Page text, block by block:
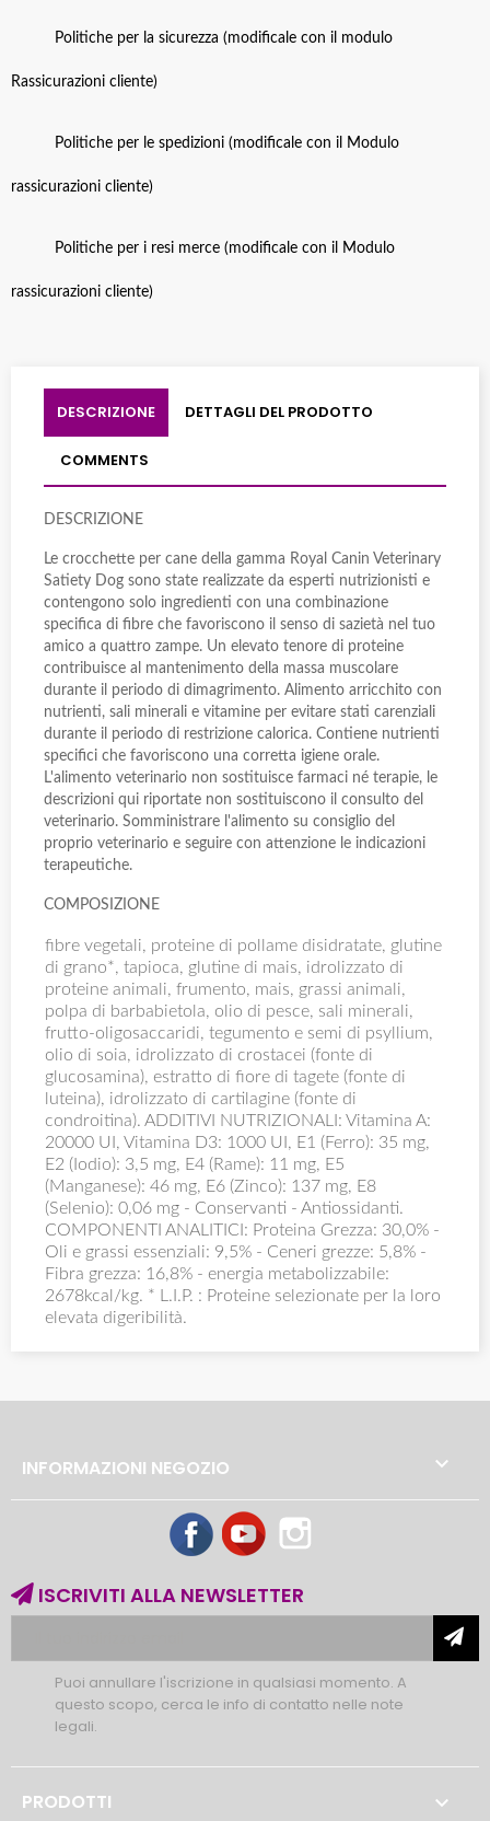
Politiche per la sicurezza (modificale con il modulo
Rassicurazioni cliente)
Politiche per le spedizioni (modificale con il Modulo
rassicurazioni cliente)
Politiche per i resi merce (modificale con il Modulo
rassicurazioni cliente)
DESCRIZIONE DETTAGLI DEL PRODOTTO
COMMENTS
DESCRIZIONE
Le crocchette per cane della gamma Royal Canin Veterinary
Satiety Dog sono state realizzate da esperti nutrizionisti e
contengono solo ingredienti con una combinazione
specifica di fibre che favoriscono il senso di sazietà nel tuo
amico a quattro zampe. Un elevato tenore di proteine
contribuisce al mantenimento della massa muscolare
durante il periodo di dimagrimento. Alimento arricchito con
nutrienti, sali minerali e vitamine per evitare stati carenziali
durante il periodo di restrizione calorica. Contiene nutrienti
specifici che favoriscono una corretta igiene orale.
L'alimento veterinario non sostituisce farmaci né terapie, le
descrizioni qui riportate non sostituiscono il consulto del
veterinario. Somministrare l'alimento su consiglio del
proprio veterinario e seguire con attenzione le indicazioni
terapeutiche.
COMPOSIZIONE
fibre vegetali, proteine di pollame disidratate, glutine
di grano*, tapioca, glutine di mais, idrolizzato di
proteine animali, frumento, mais, grassi animali,
polpa di barbabietola, olio di pesce, sali minerali,
frutto-oligosaccaridi, tegumento e semi di psyllium,
olio di soia, idrolizzato di crostacei (fonte di
glucosamina), estratto di fiore di tagete (fonte di
luteina), idrolizzato di cartilagine (fonte di
condroitina). ADDITIVI NUTRIZIONALI: Vitamina A:
20000 UI, Vitamina D3: 1000 UI, E1 (Ferro): 35 mg,
E2 (Iodio): 3,5 mg, E4 (Rame): 11 mg, E5
(Manganese): 46 mg, E6 (Zinco): 137 mg, E8
(Selenio): 0,06 mg - Conservanti - Antiossidanti.
COMPONENTI ANALITICI: Proteina Grezza: 30,0% -
Oli e grassi essenziali: 9,5% - Ceneri grezze: 5,8% -
Fibra grezza: 16,8% - energia metabolizzabile:
2678kcal/kg. * L.I.P. : Proteine selezionate per la loro
elevata digeribilità.
INFORMAZIONI NEGOZIO 
FacebookYouTube
ISCRIVITI ALLA NEWSLETTER
Puoi annullare l'iscrizione in qualsiasi momento. A
questo scopo, cerca le info di contatto nelle note
legali.
PRODOTTI 